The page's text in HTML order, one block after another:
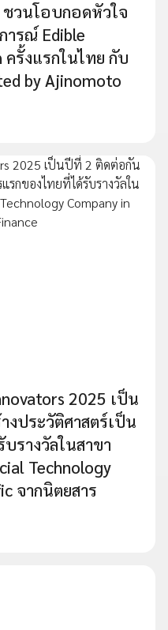
ชวนโอบกอดหัวใจ
รณ์ Edible
ครั้งแรกในไทย กับ
by Ajinomoto
2025 เป็น
ประวัติศาสตร์เป็น
รางวัลในสาขา
Technology
จากนิตยสาร